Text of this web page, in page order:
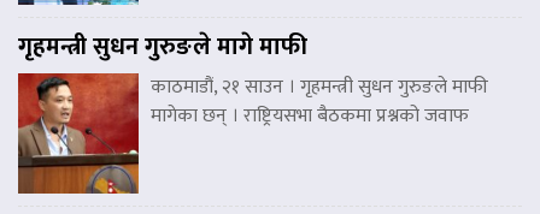
गृहमन्त्री सुधन गुरुङले मागे माफी
काठमाडौं, २१ साउन । गृहमन्त्री सुधन गुरुङले माफी
मागेका छन् । राष्ट्रियसभा बैठकमा प्रश्नको जवाफ